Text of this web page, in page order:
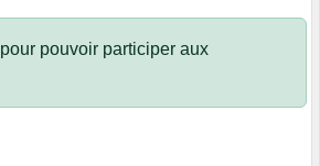
pour pouvoir participer aux